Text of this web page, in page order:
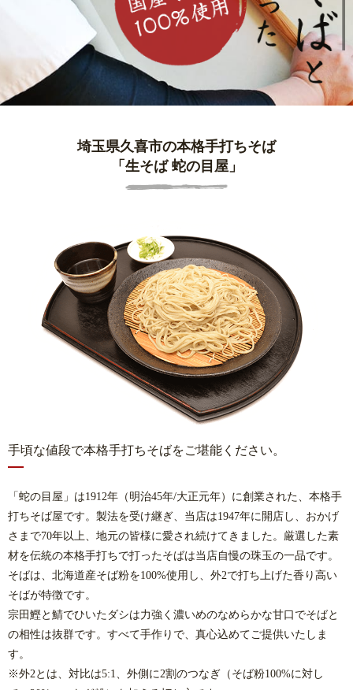
埼玉県久喜市の本格手打ちそば
「生そば 蛇の目屋」
手頃な値段で本格手打ちそばをご堪能ください。
「蛇の目屋」は1912年（明治45年/大正元年）に創業された、本格手
打ちそば屋です。製法を受け継ぎ、当店は1947年に開店し、おかげ
さまで70年以上、地元の皆様に愛され続けてきました。厳選した素
材を伝統の本格手打ちで打ったそばは当店自慢の珠玉の一品です。
そばは、北海道産そば粉を100%使用し、外2で打ち上げた香り高い
そばが特徴です。
宗田鰹と鯖でひいたダシは力強く濃いめのなめらかな甘口でそばと
の相性は抜群です。すべて手作りで、真心込めてご提供いたしま
す。
※外2とは、対比は5:1、外側に2割のつなぎ（そば粉100%に対し